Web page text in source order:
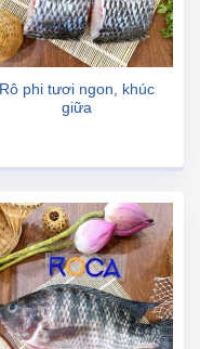
Rô phi tươi ngon, khúc
giữa